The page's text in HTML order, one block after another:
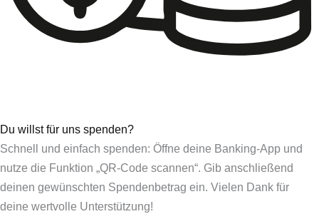
Du willst für uns spenden?
Schnell und einfach spenden: Öffne deine Banking-App und
nutze die Funktion „QR-Code scannen“. Gib anschließend
deinen gewünschten Spendenbetrag ein. Vielen Dank für
deine wertvolle Unterstützung!